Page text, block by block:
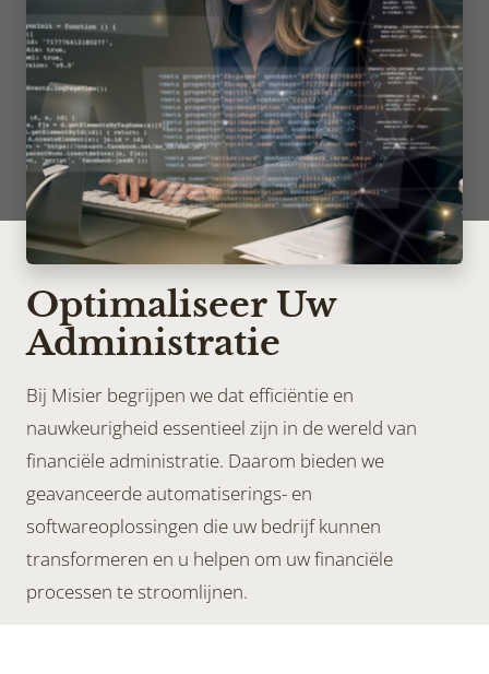
Optimaliseer Uw
Administratie
Bij Misier begrijpen we dat efficiëntie en
nauwkeurigheid essentieel zijn in de wereld van
financiële administratie. Daarom bieden we
geavanceerde automatiserings- en
softwareoplossingen die uw bedrijf kunnen
transformeren en u helpen om uw financiële
processen te stroomlijnen.